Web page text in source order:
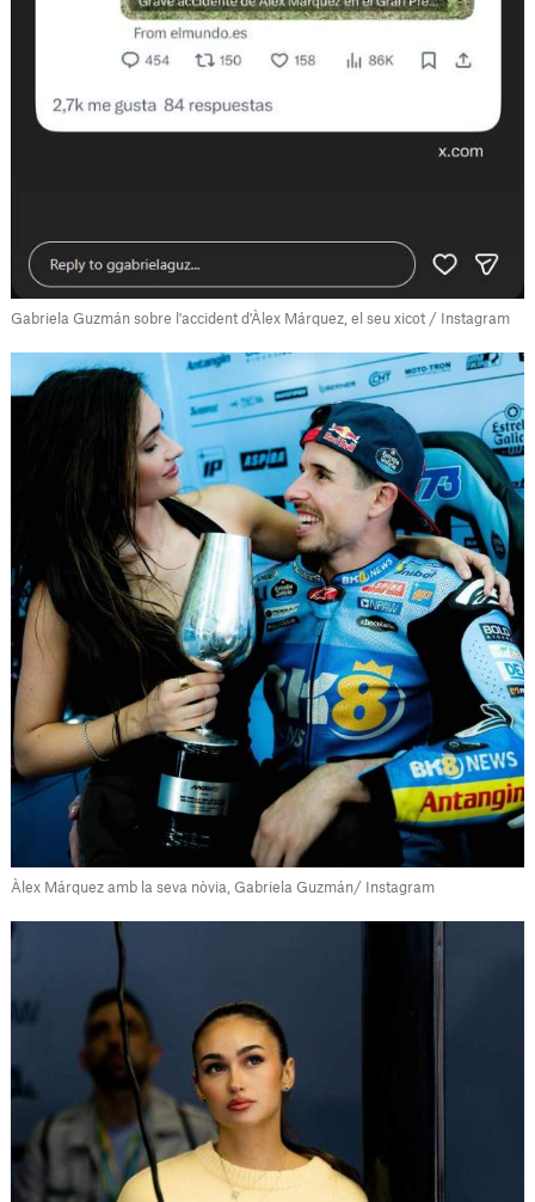
Gabriela Guzmán sobre l'accident d'Àlex Márquez, el seu xicot / Instagram
Àlex Márquez amb la seva nòvia, Gabriela Guzmán/ Instagram